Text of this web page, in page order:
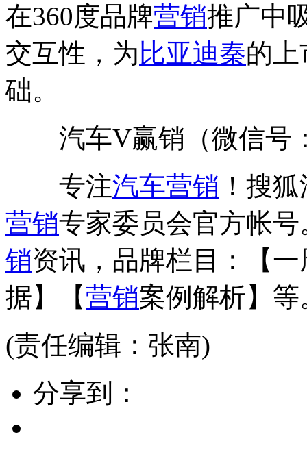
在360度品牌营销推广中
交互性，为 比亚迪秦的
础。
汽车V赢销（微信号：
专注汽车营销 ！搜
营销专家委员会官方帐
销资讯，品牌栏目：【
据】【营销案例解析】
(责任编辑：张南)
分享到：